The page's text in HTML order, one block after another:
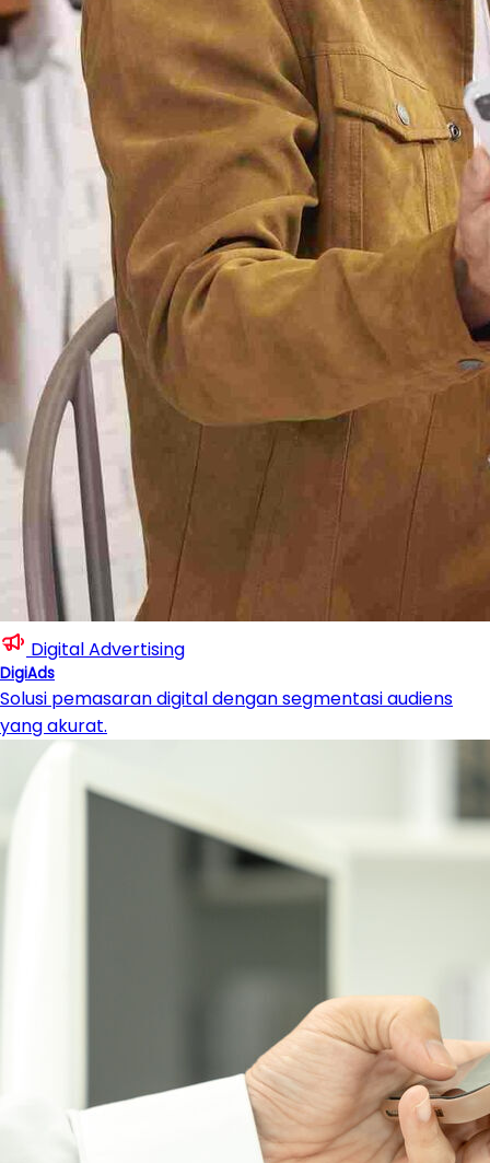
Digital Advertising
DigiAds
Solusi pemasaran digital dengan segmentasi audiens
yang akurat.